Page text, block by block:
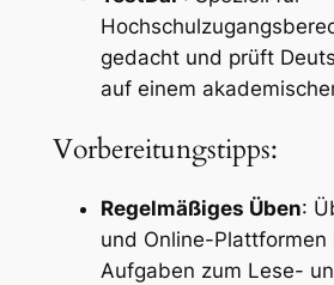
gedacht und prüft
auf einem
Vorbereitungstipps:
Regelmäßiges Üben:
und Online-Plattformen
Aufgaben zum Lese-